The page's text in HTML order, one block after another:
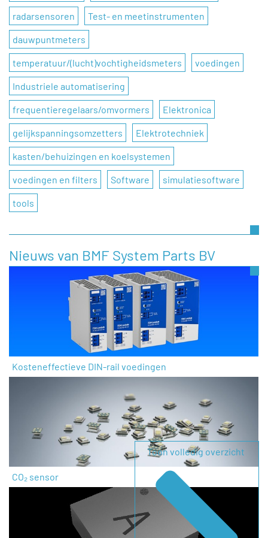
radarsensoren Test- en meetinstrumenten
dauwpuntmeters
temperatuur/(lucht)vochtigheidsmeters voedingen
Industriele automatisering
frequentieregelaars/omvormers Elektronica
gelijkspanningsomzetters Elektrotechniek
kasten/behuizingen en koelsystemen
voedingen en filters Software simulatiesoftware
tools
Nieuws van BMF System Parts BV
Kosteneffectieve DIN-rail voedingen
CO₂ sensor
Toon volledig overzicht